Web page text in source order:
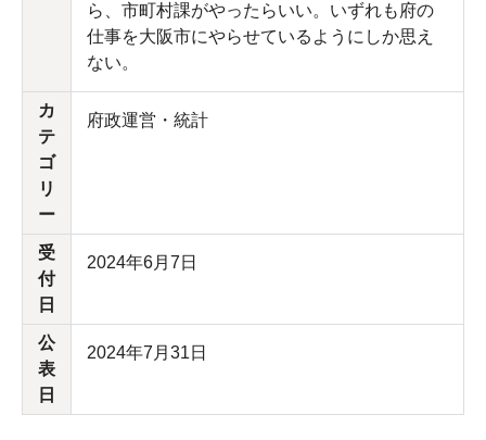
ら、市町村課がやったらいい。いずれも府の
仕事を大阪市にやらせているようにしか思え
ない。
カ
テ
ゴ
リ
ー
府政運営・統計
受
付
日
2024年6月7日
公
表
日
2024年7月31日